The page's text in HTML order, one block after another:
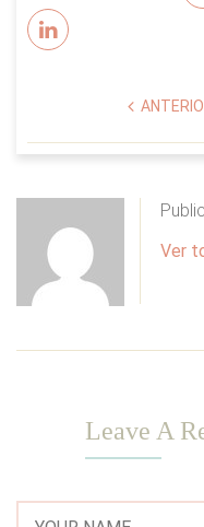
Ver
Leave A